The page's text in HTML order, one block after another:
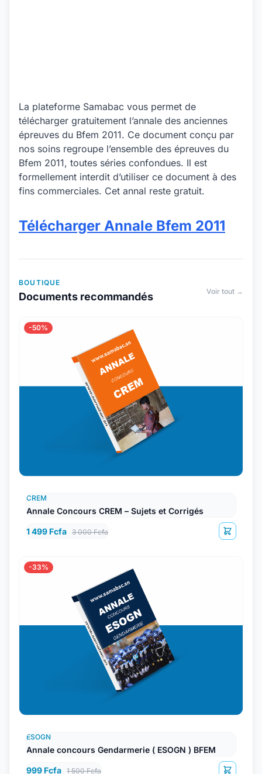
La plateforme Samabac vous permet de
télécharger gratuitement l’annale des anciennes
épreuves du Bfem 2011. Ce document conçu par
nos soins regroupe l’ensemble des épreuves du
Bfem 2011, toutes séries confondues. Il est
formellement interdit d’utiliser ce document à des
fins commerciales. Cet annal reste gratuit.
Télécharger Annale Bfem 2011
BOUTIQUE
Documents recommandés Voir tout →
-50%
CREM
Annale Concours CREM – Sujets et Corrigés
1 499 Fcfa 3 000 Fcfa
-33%
ESOGN
Annale concours Gendarmerie ( ESOGN ) BFEM
999 Fcfa 1 500 Fcfa